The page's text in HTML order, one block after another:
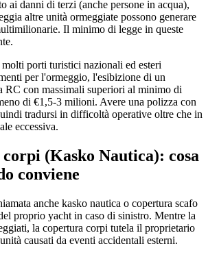
ai danni di terzi (anche persone in acqua),
altre unità ormeggiate possono generare
Il minimo di legge in queste
porti turistici nazionali ed esteri
per l'ormeggio, l'esibizione di un
RC con massimali superiori al minimo di
di €1,5-3 milioni. Avere una polizza con
tradursi in difficoltà operative oltre che in
eccessiva.
(Kasko Nautica): cosa
conviene
anche kasko nautica o copertura scafo
proprio yacht in caso di sinistro. Mentre la
la copertura corpi tutela il proprietario
causati da eventi accidentali esterni.